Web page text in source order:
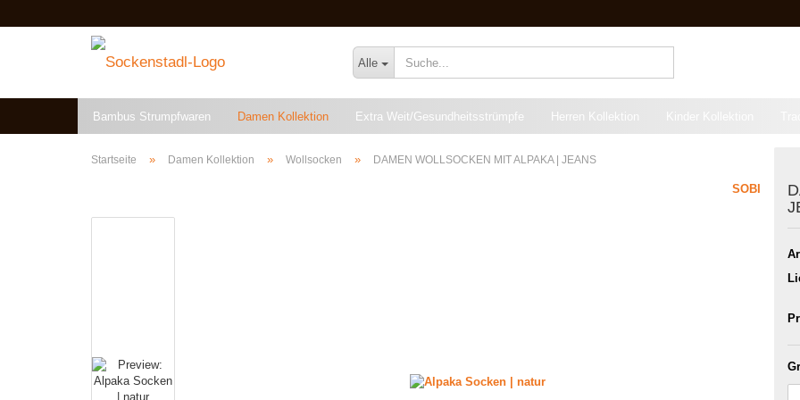
Alle
Bambus Strumpfwaren Damen Kollektion Extra Weit/Gesundheitsstrümpfe Herren Kollektion
Angebote & Restposten
Startseite » Damen Kollektion » Wollsocken » DAMEN WOLLSOCKEN MIT ALPAKA | JEANS
SOBI